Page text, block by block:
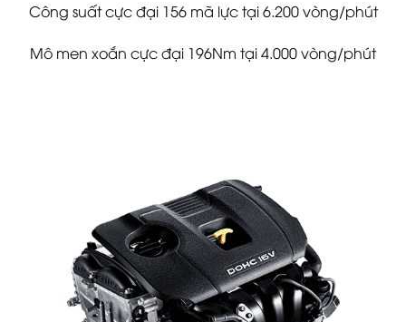
Công suất cực đại 156 mã lực tại 6.200 vòng/phút
Mô men xoắn cực đại 196Nm tại 4.000 vòng/phút